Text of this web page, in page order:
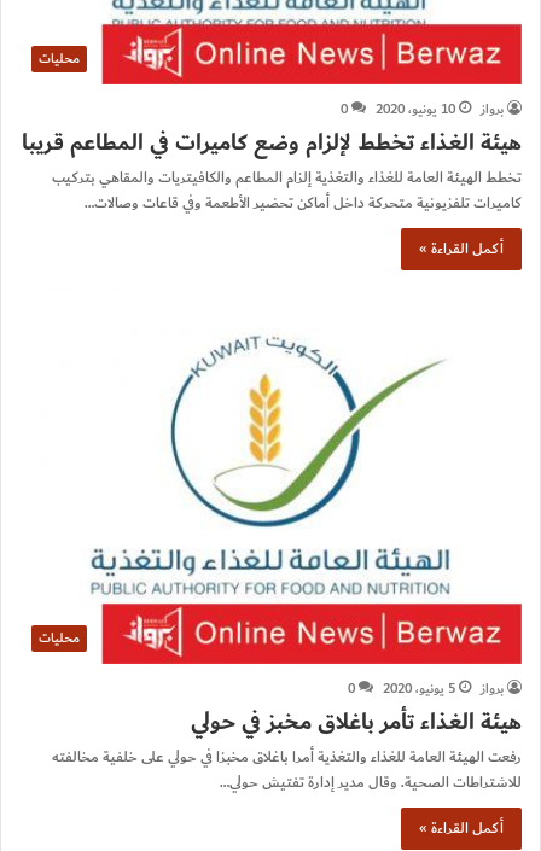
محليات
برواز
10 يونيو، 2020 0
هيئة الغذاء تخطط لإلزام وضع كاميرات في المطاعم قريبا
تخطط الهيئة العامة للغذاء والتغذية إلزام المطاعم والكافيتريات والمقاهي بتركيب
كاميرات تلفزيونية متحركة داخل أماكن تحضير الأطعمة وفي قاعات وصالات…
أكمل القراءة »
محليات
برواز
5 يونيو، 2020 0
هيئة الغذاء تأمر باغلاق مخبز في حولي
رفعت الهيئة العامة للغذاء والتغذية أمرا باغلاق مخبزا في حولي على خلفية مخالفته
للاشتراطات الصحية. وقال مدير إدارة تفتيش حولي…
أكمل القراءة »